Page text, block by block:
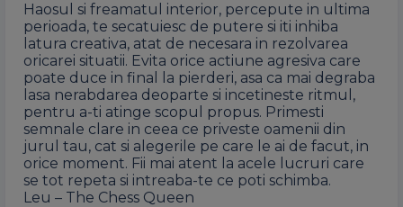
Haosul si freamatul interior, percepute in ultima
perioada, te secatuiesc de putere si iti inhiba
latura creativa, atat de necesara in rezolvarea
oricarei situatii. Evita orice actiune agresiva care
poate duce in final la pierderi, asa ca mai degraba
lasa nerabdarea deoparte si incetineste ritmul,
pentru a-ti atinge scopul propus. Primesti
semnale clare in ceea ce priveste oamenii din
jurul tau, cat si alegerile pe care le ai de facut, in
orice moment. Fii mai atent la acele lucruri care
se tot repeta si intreaba-te ce poti schimba.
Leu – The Chess Queen